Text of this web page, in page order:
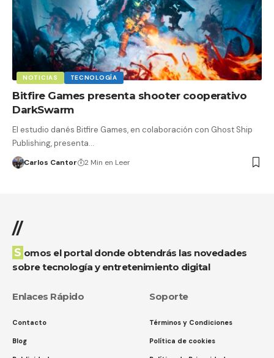
NOTICIAS TECNOLOGÍA
Bitfire Games presenta shooter cooperativo
DarkSwarm
El estudio danés Bitfire Games, en colaboración con Ghost Ship
Publishing, presenta…
Carlos Cantor 2 Min en Leer
//
Somos el portal donde obtendrás las novedades
sobre tecnología y entretenimiento digital
Enlaces Rápido
Contacto
Blog
Soporte
Términos y Condiciones
Política de cookies